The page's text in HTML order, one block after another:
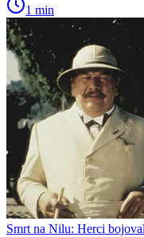
1 min
Smrt na Nilu: Herci